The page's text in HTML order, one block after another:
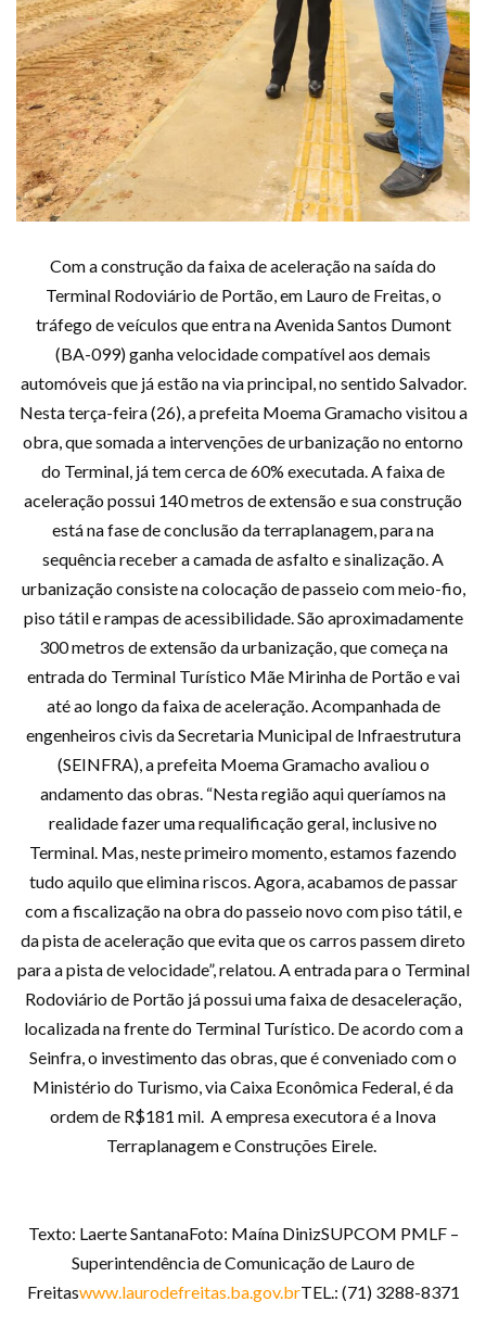
Com a construção da faixa de aceleração na saída do
Terminal Rodoviário de Portão, em Lauro de Freitas, o
tráfego de veículos que entra na Avenida Santos Dumont
(BA-099) ganha velocidade compatível aos demais
automóveis que já estão na via principal, no sentido Salvador.
Nesta terça-feira (26), a prefeita Moema Gramacho visitou a
obra, que somada a intervenções de urbanização no entorno
do Terminal, já tem cerca de 60% executada. A faixa de
aceleração possui 140 metros de extensão e sua construção
está na fase de conclusão da terraplanagem, para na
sequência receber a camada de asfalto e sinalização. A
urbanização consiste na colocação de passeio com meio-fio,
piso tátil e rampas de acessibilidade. São aproximadamente
300 metros de extensão da urbanização, que começa na
entrada do Terminal Turístico Mãe Mirinha de Portão e vai
até ao longo da faixa de aceleração. Acompanhada de
engenheiros civis da Secretaria Municipal de Infraestrutura
(SEINFRA), a prefeita Moema Gramacho avaliou o
andamento das obras. “Nesta região aqui queríamos na
realidade fazer uma requalificação geral, inclusive no
Terminal. Mas, neste primeiro momento, estamos fazendo
tudo aquilo que elimina riscos. Agora, acabamos de passar
com a fiscalização na obra do passeio novo com piso tátil, e
da pista de aceleração que evita que os carros passem direto
para a pista de velocidade”, relatou. A entrada para o Terminal
Rodoviário de Portão já possui uma faixa de desaceleração,
localizada na frente do Terminal Turístico. De acordo com a
Seinfra, o investimento das obras, que é conveniado com o
Ministério do Turismo, via Caixa Econômica Federal, é da
ordem de R$181 mil. A empresa executora é a Inova
Terraplanagem e Construções Eirele.
Texto: Laerte SantanaFoto: Maína DinizSUPCOM PMLF –
Superintendência de Comunicação de Lauro de
Freitaswww.laurodefreitas.ba.gov.brTEL.: (71) 3288-8371